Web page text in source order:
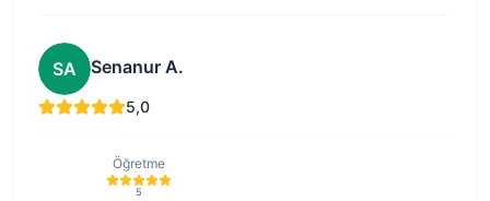
SA Senanur A.
5,0
Öğretme
5